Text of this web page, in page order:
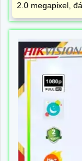
2.0 megapixel,